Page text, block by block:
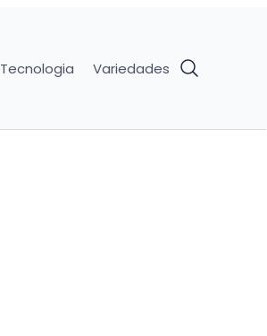
Tecnologia Variedades